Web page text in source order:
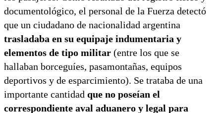
documentológico, el personal de la Fuerza detectó
que un ciudadano de nacionalidad argentina
trasladaba en su equipaje indumentaria y
elementos de tipo militar (entre los que se
hallaban borceguíes, pasamontañas, equipos
deportivos y de esparcimiento). Se trataba de una
importante cantidad que no poseían el
correspondiente aval aduanero y legal para